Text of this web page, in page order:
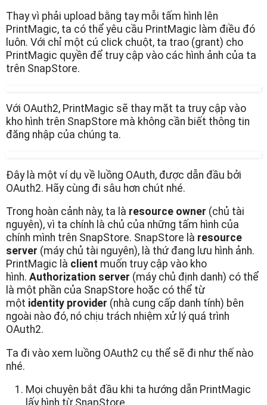
Thay vì phải upload bằng tay mỗi tấm hình lên
PrintMagic, ta có thể yêu cầu PrintMagic làm điều đó
luôn. Với chỉ một cú click chuột, ta trao (grant) cho
PrintMagic quyền để truy cập vào các hình ảnh của ta
trên SnapStore.
Với OAuth2, PrintMagic sẽ thay mặt ta truy cập vào
kho hình trên SnapStore mà không cần biết thông tin
đăng nhập của chúng ta.
Đây là một ví dụ về luồng OAuth, được dẫn đầu bởi
OAuth2. Hãy cùng đi sâu hơn chút nhé.
Trong hoàn cảnh này, ta là resource owner (chủ tài
nguyên), vì ta chính là chủ của những tấm hình của
chính mình trên SnapStore. SnapStore là resource
server (máy chủ tài nguyên), là thứ đang lưu hình ảnh.
PrintMagic là client muốn truy cập vào kho
hình. Authorization server (máy chủ định danh) có thể
là một phần của SnapStore hoặc có thể từ
một identity provider (nhà cung cấp danh tính) bên
ngoài nào đó, nó chịu trách nhiệm xử lý quá trình
OAuth2.
Ta đi vào xem luồng OAuth2 cụ thể sẽ đi như thế nào
nhé.
Mọi chuyện bắt đầu khi ta hướng dẫn PrintMagic